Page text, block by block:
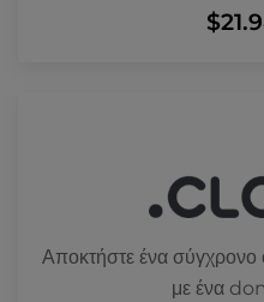
Αποκτήστε ένα
με ένα